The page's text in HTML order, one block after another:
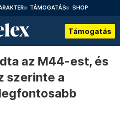
TÁMOGATÁS SHOP
Támogatás
az M44-est, és
szerinte a